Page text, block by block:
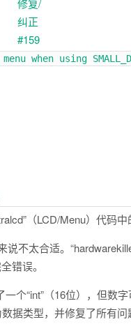
when using
（LCD/Menu）代码
不太合适。
错误。
一个“int”（16位），但数
据类型，并修复了所有问